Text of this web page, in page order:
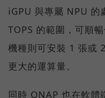
iGPU 與專屬 NPU 的
TOPS 的範圍，可順
機種則可安裝 1 張或
更大的運算量。
同時 QNAP 也在軟體